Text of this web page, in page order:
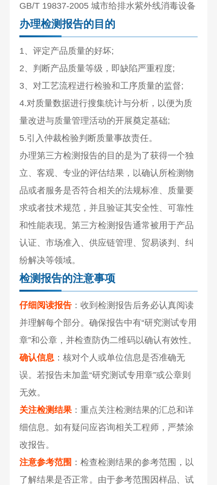
GB/T 19837-2005 城市给排水紫外线消毒设备
办理检测报告的目的
1、评定产品质量的好坏;
2、判断产品质量等级，即缺陷严重程度;
3、对工艺流程进行检验和工序质量的监督;
4.对质量数据进行搜集统计与分析，以便为质
量改进与质量管理活动的开展奠定基础;
5.引入仲裁检验判断质量事故责任。
办理第三方检测报告的目的是为了获得一个独
立、客观、专业的评估结果，以确认所检测物
品或者服务是否符合相关的法规标准、质量要
求或者技术规范，并且验证其安全性、可靠性
和性能表现。第三方检测报告通常被用于产品
认证、市场准入、供应链管理、贸易谈判、纠
纷解决等领域。
检测报告的注意事项
仔细阅读报告 ：收到检测报告后务必认真阅读
并理解每个部分。确保报告中有“研究测试专用
章”和公章，并检查防伪二维码以确认有效性。
确认信息 ：核对个人或单位信息是否准确无
误。若报告未加盖“研究测试专用章”或公章则
无效。
关注检测结果 ：重点关注检测结果的汇总和详
细信息。如有疑问应咨询相关工程师，严禁涂
改报告。
注意参考范围 ：检查检测结果的参考范围，以
了解结果是否正常。由于参考范围因样品、试